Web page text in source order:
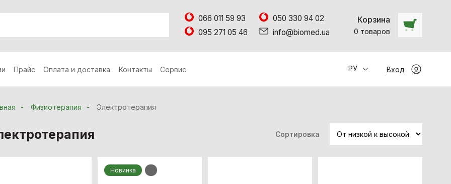
066 011 59 93
050 330 94 02
095 271 05 46
info@biomed.ua
Корзина
0 товаров
Прайс Оплата и доставка Контакты Сервис РУ Вход
Физиотерапия Электротерапия
Сортировка
Новинка